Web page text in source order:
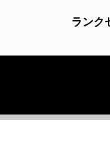
ランク